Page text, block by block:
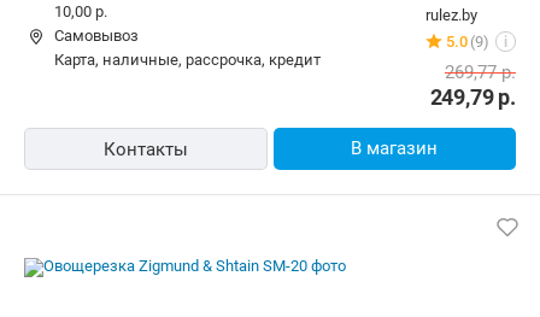
rulez.by
5.0 (9) i
10,00 р.
Самовывоз
карта, наличные, рассрочка, кредит
249,79р.
269,77р.
Контакты В магазин